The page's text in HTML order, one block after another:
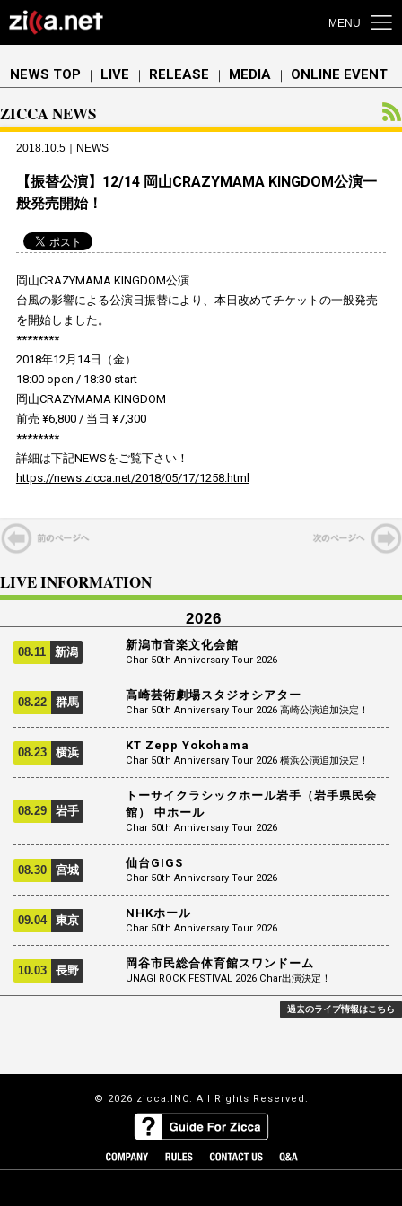
MENU
NEWS TOP ｜ LIVE ｜ RELEASE ｜ MEDIA ｜ ONLINE EVENT
ZICCA NEWS
2018.10.5｜NEWS
【振替公演】12/14 岡山CRAZYMAMA KINGDOM公演一
般発売開始！
岡山CRAZYMAMA KINGDOM公演
台風の影響による公演日振替により、本日改めてチケットの一般発売
を開始しました。
********
2018年12月14日（金）
18:00 open / 18:30 start
岡山CRAZYMAMA KINGDOM
前売 ¥6,800 / 当日 ¥7,300
********
詳細は下記NEWSをご覧下さい！
https://news.zicca.net/2018/05/17/1258.html
LIVE INFORMATION
2026
08.11 新潟 新潟市音楽文化会館
Char 50th Anniversary Tour 2026
08.22 群馬 高崎芸術劇場スタジオシアター
Char 50th Anniversary Tour 2026 高崎公演追加決定！
08.23 横浜 KT Zepp Yokohama
Char 50th Anniversary Tour 2026 横浜公演追加決定！
08.29 岩手
トーサイクラシックホール岩手（岩手県民会
館） 中ホール
Char 50th Anniversary Tour 2026
08.30 宮城 仙台GIGS
Char 50th Anniversary Tour 2026
09.04 東京 NHKホール
Char 50th Anniversary Tour 2026
10.03 長野 岡谷市民総合体育館スワンドーム
UNAGI ROCK FESTIVAL 2026 Char出演決定！
過去のライブ情報はこちら
© 2026 zicca.INC. All Rights Reserved.